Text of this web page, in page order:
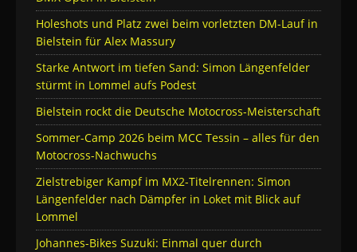
Holeshots und Platz zwei beim vorletzten DM-Lauf in
Bielstein für Alex Massury
Starke Antwort im tiefen Sand: Simon Längenfelder
stürmt in Lommel aufs Podest
Bielstein rockt die Deutsche Motocross-Meisterschaft
Sommer-Camp 2026 beim MCC Tessin – alles für den
Motocross-Nachwuchs
Zielstrebiger Kampf im MX2-Titelrennen: Simon
Längenfelder nach Dämpfer in Loket mit Blick auf
Lommel
Johannes-Bikes Suzuki: Einmal quer durch